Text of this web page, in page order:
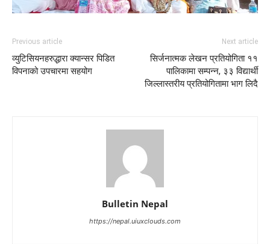
Previous article
व्युटिसियनहरुद्धारा क्यान्सर पिडित
विपनाको उपचारमा सहयोग
Next article
सिर्जनात्मक लेखन प्रतियोगिता ११
पालिकामा सम्पन्न, ३३ विद्यार्थी
जिल्लास्तरीय प्रतियोगितामा भाग लिदै
Bulletin Nepal
https://nepal.uiuxclouds.com